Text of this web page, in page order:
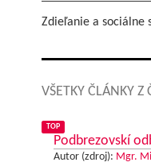
Zdieľanie a sociálne
VŠETKY ČLÁNKY Z
TOP
Podbrezovskí
Autor (zdroj): Mgr.